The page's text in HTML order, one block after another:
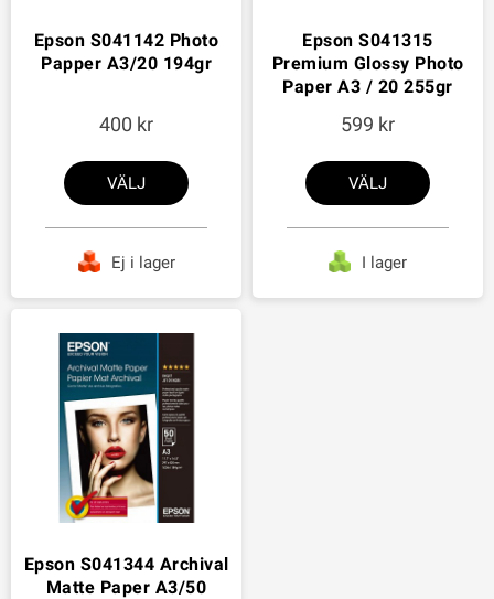
Epson S041142 Photo
Papper A3/20 194gr
400
VÄLJ
Ej i lager
Epson S041315
Premium Glossy Photo
Paper A3 / 20 255gr
599
VÄLJ
I lager
Epson S041344 Archival
Matte Paper A3/50